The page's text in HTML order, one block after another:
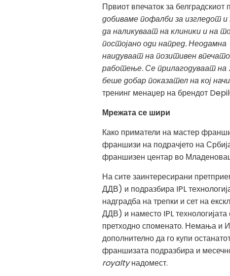
Првиот впечаток за
добиваме пофалби за изгледот
да наликуваат на клиники и на
постојано оди напред.
наидуваат на позитивен
работење. Се прилагодуваат на
беше добар показател на кој
тренинг менаџер на брендот
Мрежата се шири
Како приматели на мастер
франшизи на подрачјето на
франшизен центар во
На сите заинтересирани
ДДВ) и подразбира IPL
надградба на трепки и сет на
ДДВ) и наместо IPL
претходно споменато. Немања и
дополнително да го купи
франшизата подразбира и
royaltyнадомест.